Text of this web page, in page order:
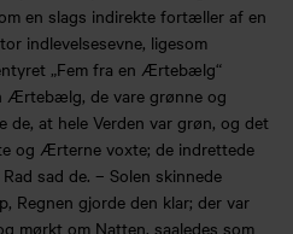
en slags indirekte fortæller af en
indlevelsesevne, ligesom
„Fem fra en Ærtebælg“
Ærtebælg, de vare grønne og
at hele Verden var grøn, og det
og Ærterne voxte; de indrettede
sad de. – Solen skinnede
Regnen gjorde den klar; der var
mørkt om Natten, saaledes som
Forskning